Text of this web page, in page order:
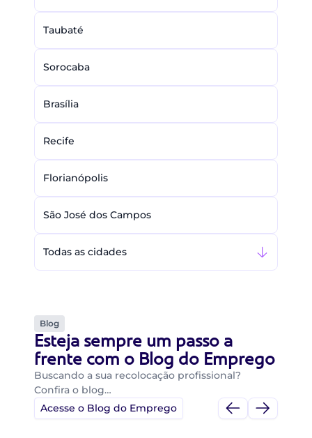
Taubaté
Sorocaba
Brasília
Recife
Florianópolis
São José dos Campos
Todas as cidades
Blog
Esteja sempre um passo a
frente com o Blog do Emprego
Buscando a sua recolocação profissional?
Confira o blog…
Acesse o Blog do Emprego